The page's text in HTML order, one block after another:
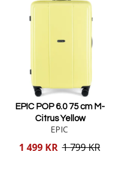
EPIC POP 6.0 75 cm M-
Citrus Yellow
EPIC
Reducerat
1 499 KR 1 799 KR